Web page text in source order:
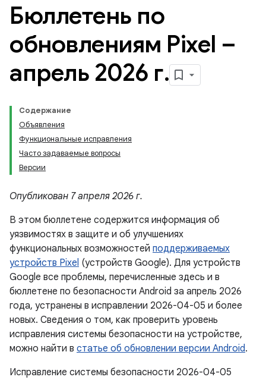
Бюллетень по
обновлениям Pixel –
апрель 2026 г.
Содержание
Объявления
Функциональные исправления
Часто задаваемые вопросы
Версии
Опубликован 7 апреля 2026 г.
В этом бюллетене содержится информация об
уязвимостях в защите и об улучшениях
функциональных возможностей поддерживаемых
устройств Pixel (устройств Google). Для устройств
Google все проблемы, перечисленные здесь и в
бюллетене по безопасности Android за апрель 2026
года, устранены в исправлении 2026-04-05 и более
новых. Сведения о том, как проверить уровень
исправления системы безопасности на устройстве,
можно найти в статье об обновлении версии Android.
Исправление системы безопасности 2026-04-05